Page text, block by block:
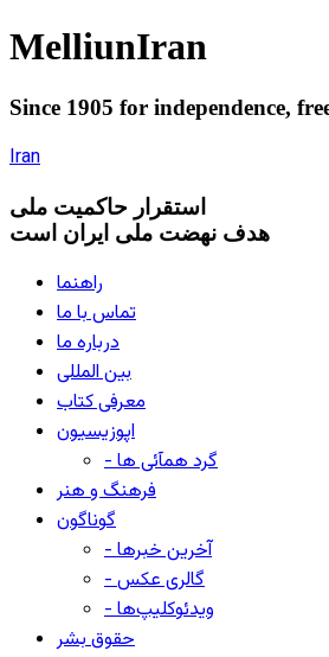
MelliunIran
Since 1905 for independence,
Iran
استقرار حاکميت ملی
هدف نهضت ملی ایران است
راهنما
تماس با ما
درباره ما
بین المللی
معرفی کتاب
اپوزیسیون
- گرد همآئی ها
فرهنگ و هنر
گوناگون
- آخرین خبرها
- گالری عکس
- ویدئوکلیپ‌ها
حقوق بشر